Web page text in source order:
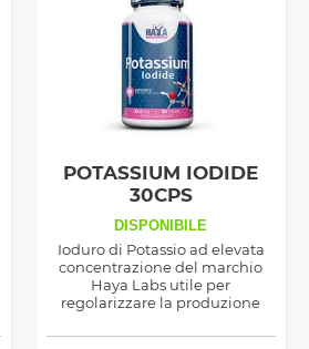
POTASSIUM IODIDE
30CPS
DISPONIBILE
Ioduro di Potassio ad elevata
concentrazione del marchio
Haya Labs utile per
regolarizzare la produzione